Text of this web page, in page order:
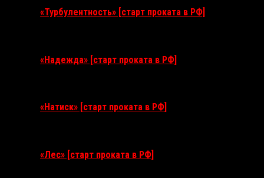
«Турбулентность» [старт проката в РФ]
«Надежда» [старт проката в РФ]
«Натиск» [старт проката в РФ]
«Лес» [старт проката в РФ]